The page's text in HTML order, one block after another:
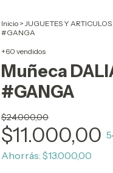
Inicio >JUGUETES Y
#GANGA
+60 vendidos
Muñeca
#GANGA
$24.000,00
$11.000,00
Ahorrás: $13.000,00